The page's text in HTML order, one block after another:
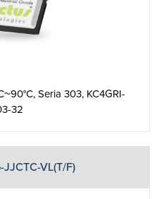
Seria 303, KC4GRI-
32
VL(T/F)